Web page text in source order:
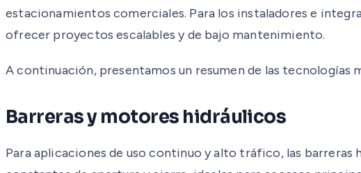
estacionamientos comerciales. Para los instaladores e
ofrecer proyectos escalables y de bajo mantenimiento.
A continuación, presentamos un resumen de las
Barreras y motores hidráulicos
Para aplicaciones de uso continuo y alto tráfico, las